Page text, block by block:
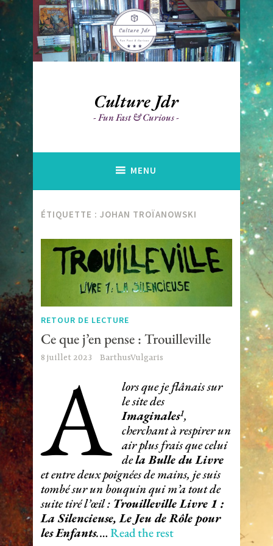
Accéder
au
contenu
principal
Culture Jdr
Fun Fast & Curious
MENU
ÉTIQUETTE :JOHAN TROÏANOWSKI
RETOUR DE LECTURE
Ce que j’en pense : Trouilleville
8 juillet 2023 BarthusVulgaris
A
lors que je flânais sur
le site des
Imaginales1,
cherchant à respirer un
air plus frais que celui
dela Bulle du Livre
et entre deux poignées de mains, je suis
tombé sur un bouquin qui m’a tout de
suite tiré l’œil : Trouilleville Livre 1 :
La Silencieuse, Le Jeu de Rôle pour
les Enfants.…Read the rest